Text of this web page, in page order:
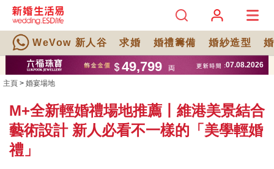
WeVow 新人谷 求婚 婚禮籌備 婚紗造型
主頁 > 婚宴場地
M+全新輕婚禮場地推薦丨維港美景結合
藝術設計 新人必看不一樣的「美學輕婚
禮」